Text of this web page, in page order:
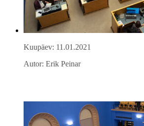
Kuupäev: 11.01.2021
Autor: Erik Peinar